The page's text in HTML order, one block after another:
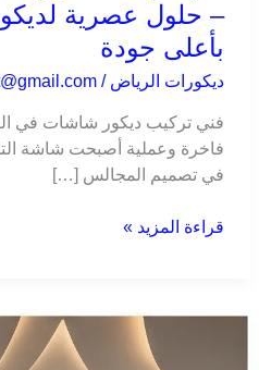
– حلول عصرية
بأعلى جودة
ديكورات الرياض /
فني تركيب ديكور شاشات في
فاخرة وعملية أصبحت شاشة
في تصميم المجالس […]
قراءة المزيد »